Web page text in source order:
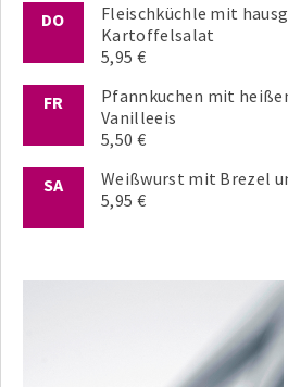
DO
Fleischküchle mit
Kartoffelsalat
5,95 €
FR
Pfannkuchen mit
Vanilleeis
5,50 €
SA
Weißwurst mit Brezel
5,95 €